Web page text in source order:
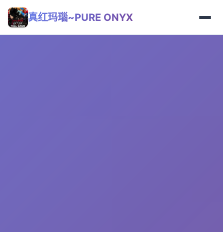
真红玛瑙~PURE ONYX